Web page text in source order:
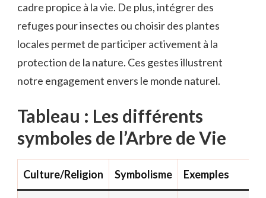
cadre propice à la vie. De plus, intégrer des
refuges pour insectes ou choisir des plantes
locales permet de participer activement à la
protection de la nature. Ces gestes illustrent
notre engagement envers le monde naturel.
Tableau : Les différents
symboles de l’Arbre de Vie
Culture/Religion Symbolisme Exemples